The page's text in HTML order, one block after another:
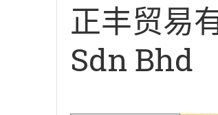
正丰贸易
Sdn Bhd